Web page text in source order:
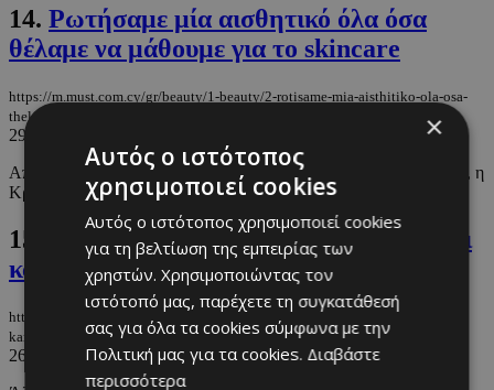
14. Ρωτήσαμε μία αισθητικό όλα όσα
θέλαμε να μάθουμε για το skincare
https://m.must.com.cy/gr/beauty/1-beauty/2-rotisame-mia-aisthitiko-ola-osa-
thelame-na-mathoyme-gia-to-skincare
29/06/2026
Από τα viral trends του TikTok μέχρι τη σημασία του αντηλιακού, η
Κρίστη Αντωνοπούλου απαντά στις πιο συχνές απορίες και ...
15.
Θάλασσα και μαλλιά: Τελικά το αλάτι
κάνει κακό;
https://m.must.com.cy/gr/beauty/1-beauty/thalassa-kai-mallia-telika-to-alati-
kanei-kako
26/06/2026|BEAUTY
×
Αυτός ο ιστότοπος
χρησιμοποιεί cookies
Αυτός ο ιστότοπος χρησιμοποιεί cookies
για τη βελτίωση της εμπειρίας των
χρηστών. Χρησιμοποιώντας τον
ιστότοπό μας, παρέχετε τη συγκατάθεσή
σας για όλα τα cookies σύμφωνα με την
Πολιτική μας για τα cookies. Διαβάστε
περισσότερα